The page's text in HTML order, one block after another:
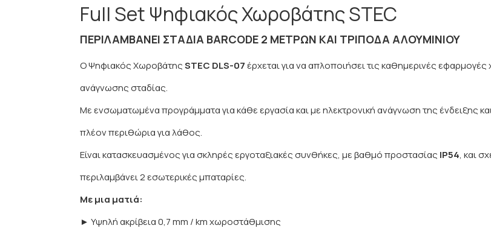
Full Set Ψηφιακός Χωροβάτης STEC
ΠΕΡΙΛΑΜΒΆΝΕΙ ΣΤΑΔΊΑ BARCODE 2 ΜΈΤΡΩΝ ΚΑΙ ΤΡΊΠΟΔΑ ΑΛΟΥΜΙΝΊΟΥ
Ο Ψηφιακός ΧωροβάτηςSTEC DLS-07έρχεται για να απλοποιήσει τις καθημερινές
ανάγνωσης σταδίας.
Με ενσωματωμένα προγράμματα για κάθε εργασία και με ηλεκτρονική ανάγνωση της ένδειξης
πλέον περιθώρια για λάθος.
Είναι κατασκευασμένος για σκληρές εργοταξιακές συνθήκες, με βαθμό προστασίας IP54, και
περιλαμβάνει 2 εσωτερικές μπαταρίες.
Με μια ματιά:
► Υψηλή ακρίβεια 0,7 mm / km χωροστάθμισης